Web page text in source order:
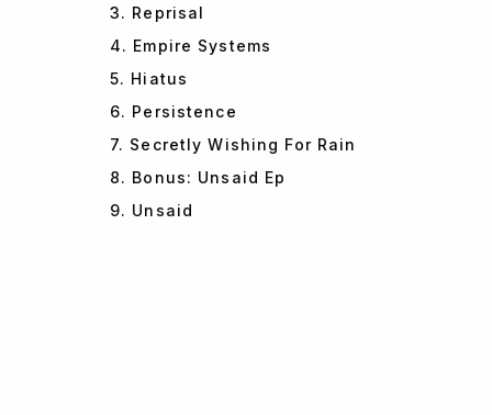
3. Reprisal
4. Empire Systems
5. Hiatus
6. Persistence
7. Secretly Wishing For Rain
8. Bonus: Unsaid Ep
9. Unsaid